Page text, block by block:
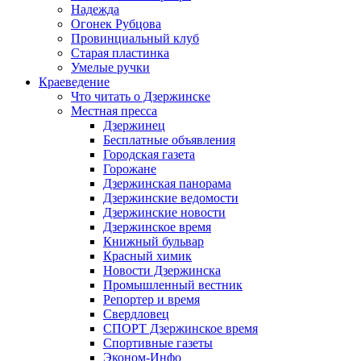
Надежда
Огонек Рубцова
Провинциальный клуб
Старая пластинка
Умелые ручки
Краеведение
Что читать о Дзержинске
Местная пресса
Дзержинец
Бесплатные объявления
Городская газета
Горожане
Дзержинская панорама
Дзержинские ведомости
Дзержинские новости
Дзержинское время
Книжный бульвар
Красный химик
Новости Дзержинска
Промышленный вестник
Репортер и время
Свердловец
СПОРТ Дзержинское время
Спортивные газеты
Эконом-Инфо